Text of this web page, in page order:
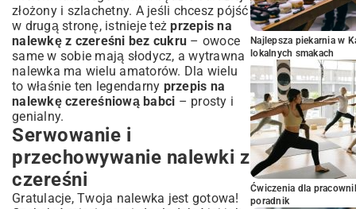
złożony i szlachetny. A jeśli chcesz pójść
w drugą stronę, istnieje teżprzepis na
nalewkę z czereśni bez cukru – owoce
same w sobie mają słodycz, a wytrawna
nalewka ma wielu amatorów. Dla wielu
to właśnie ten legendarny przepis na
nalewkę czereśniową babci – prosty i
genialny.
Serwowanie i
przechowywanie nalewki z
czereśni
Gratulacje, Twoja nalewka jest gotowa!
Najlepsza piekarnia w
lokalnych smakach
Ćwiczenia dla
poradnik